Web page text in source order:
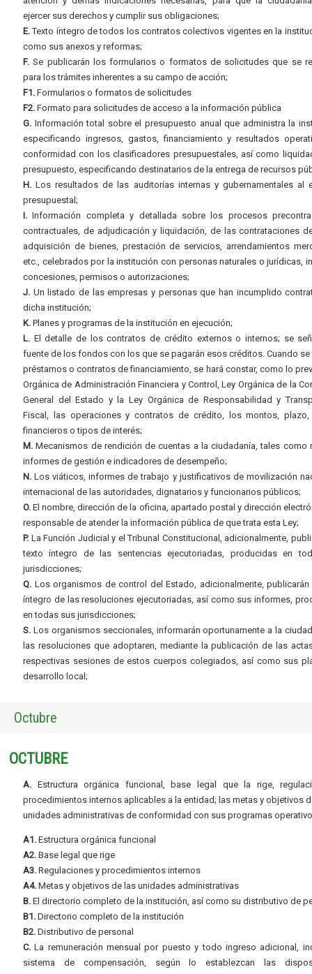
ejercer sus derechos y cumplir sus obligaciones;
E.Texto íntegro de todos los contratos colectivos vigentes en la
como sus anexos y reformas;
F. Se publicarán los formularios o formatos de solicitudes que se
para los trámites inherentes a su campo de acción;
F1. Formularios o formatos de solicitudes
F2. Formato para solicitudes de acceso a la información pública
G. Información total sobre el presupuesto anual que administra la
especificando ingresos, gastos, financiamiento y resultados
conformidad con los clasificadores presupuestales, así como
presupuesto, especificando destinatarios de la entrega de recursos
H. Los resultados de las auditorías internas y gubernamentales al
presupuestal;
I. Información completa y detallada sobre los procesos
contractuales, de adjudicación y liquidación, de las contrataciones
adquisición de bienes, prestación de servicios, arrendamientos
etc., celebrados por la institución con personas naturales o jurídicas,
concesiones, permisos o autorizaciones;
J. Un listado de las empresas y personas que han incumplido
dicha institución;
K. Planes y programas de la institución en ejecución;
L. El detalle de los contratos de crédito externos o internos; se
fuente de los fondos con los que se pagarán esos créditos. Cuando se
préstamos o contratos de financiamiento, se hará constar, como lo
Orgánica de Administración Financiera y Control, Ley Orgánica de la
General del Estado y la Ley Orgánica de Responsabilidad y
Fiscal, las operaciones y contratos de crédito, los montos,
financieros o tipos de interés;
M. Mecanismos de rendición de cuentas a la ciudadanía, tales como
informes de gestión e indicadores de desempeño;
N. Los viáticos, informes de trabajo y justificativos de movilización
internacional de las autoridades, dignatarios y funcionarios públicos;
O. El nombre, dirección de la oficina, apartado postal y dirección
responsable de atender la información pública de que trata esta Ley;
P. La Función Judicial y el Tribunal Constitucional, adicionalmente,
texto íntegro de las sentencias ejecutoriadas, producidas en
jurisdicciones;
Q. Los organismos de control del Estado, adicionalmente, publicarán
íntegro de las resoluciones ejecutoriadas, así como sus informes,
en todas sus jurisdicciones;
S. Los organismos seccionales, informarán oportunamente a la
las resoluciones que adoptaren, mediante la publicación de las
respectivas sesiones de estos cuerpos colegiados, así como sus
desarrollo local;
Octubre
OCTUBRE
A. Estructura orgánica funcional, base legal que la rige,
procedimientos internos aplicables a la entidad; las metas y objetivos
unidades administrativas de conformidad con sus programas
A1. Estructura orgánica funcional
A2. Base legal que rige
A3. Regulaciones y procedimientos internos
A4. Metas y objetivos de las unidades administrativas
B. El directorio completo de la institución, así como su distributivo de
B1. Directorio completo de la institución
B2. Distributivo de personal
C. La remuneración mensual por puesto y todo ingreso adicional,
sistema de compensación, según lo establezcan las